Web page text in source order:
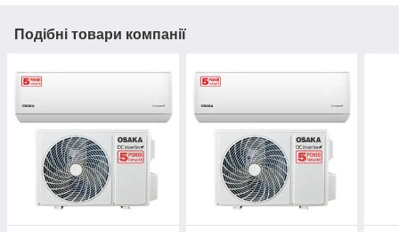
Подібні товари компанії